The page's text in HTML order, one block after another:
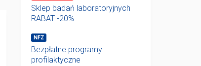
Sklep badań laboratoryjnych
RABAT -20%
NFZ
Bezpłatne programy
profilaktyczne